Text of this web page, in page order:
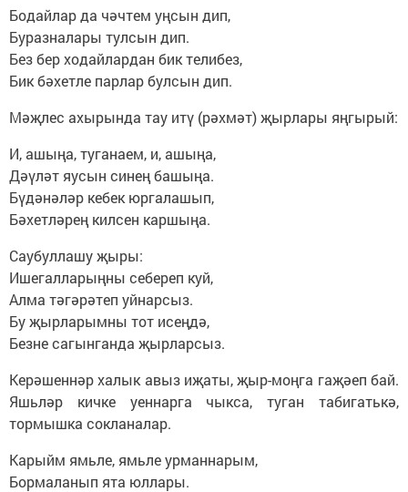
Бодайлар да чәчтем уңсын дип,
Буразналары тулсын дип.
Без бер ходайлардан бик телибез,
Бик бәхетле парлар булсын дип.
Мәҗлес ахырында тау итү (рәхмәт) җырлары яңгырый:
И, ашыңа, туганаем, и, ашыңа,
Дәүләт яусын синең башыңа.
Бүдәнәләр кебек юргалашып,
Бәхетләрең килсен каршыңа.
Саубуллашу җыры:
Ишегалларыңны себереп куй,
Алма тәгәрәтеп уйнарсыз.
Бу җырларымны тот исеңдә,
Безне сагынганда җырларсыз.
Керәшеннәр халык авыз иҗаты, җыр-моңга гаҗәеп бай.
Яшьләр кичке уеннарга чыкса, туган табигатькә,
тормышка сокланалар.
Карыйм ямьле, ямьле урманнарым,
Бормаланып ята юллары.